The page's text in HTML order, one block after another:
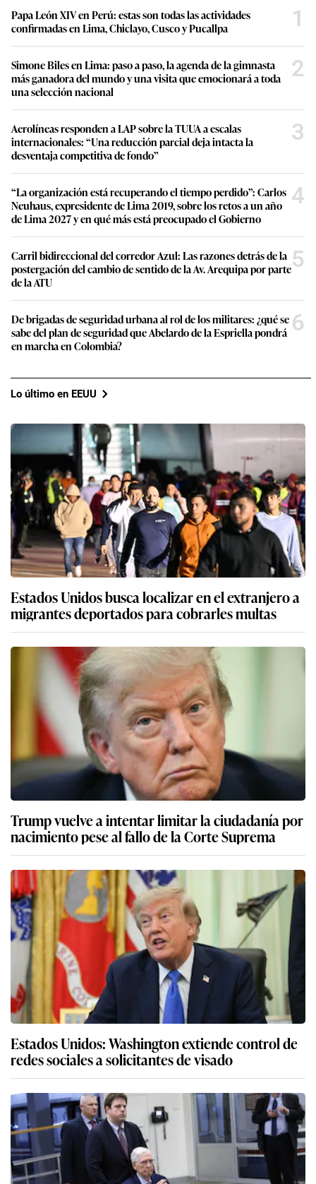
Papa León XIV en Perú: estas son todas las actividades
confirmadas en Lima, Chiclayo, Cusco y Pucallpa
1
Simone Biles en Lima: paso a paso, la agenda de la gimnasta
más ganadora del mundo y una visita que emocionará a toda
una selección nacional
2
Aerolíneas responden a LAP sobre la TUUA a escalas
internacionales: “Una reducción parcial deja intacta la
desventaja competitiva de fondo”
3
“La organización está recuperando el tiempo perdido”: Carlos
Neuhaus, expresidente de Lima 2019, sobre los retos a un año
de Lima 2027 y en qué más está preocupado el Gobierno
4
Carril bidireccional del corredor Azul: Las razones detrás de la
postergación del cambio de sentido de la Av. Arequipa por parte
de la ATU
5
De brigadas de seguridad urbana al rol de los militares: ¿qué se
sabe del plan de seguridad que Abelardo de la Espriella pondrá
en marcha en Colombia?
6
Lo último en EEUU
Estados Unidos busca localizar en el extranjero a
migrantes deportados para cobrarles multas
Trump vuelve a intentar limitar la ciudadanía por
nacimiento pese al fallo de la Corte Suprema
Estados Unidos: Washington extiende control de
redes sociales a solicitantes de visado